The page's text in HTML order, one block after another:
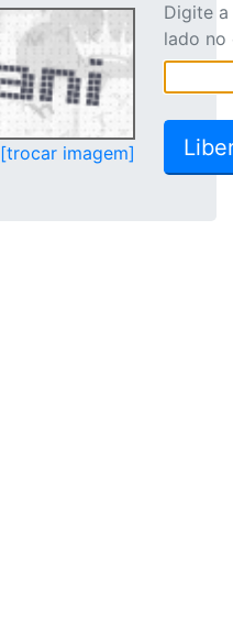
[trocar imagem]
Digite
lado no